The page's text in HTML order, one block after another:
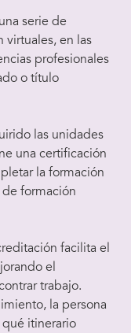
serie de
virtuales, en las
profesionales
o título
las unidades
una certificación
la formación
formación
facilita el
el
trabajo.
la persona
itinerario